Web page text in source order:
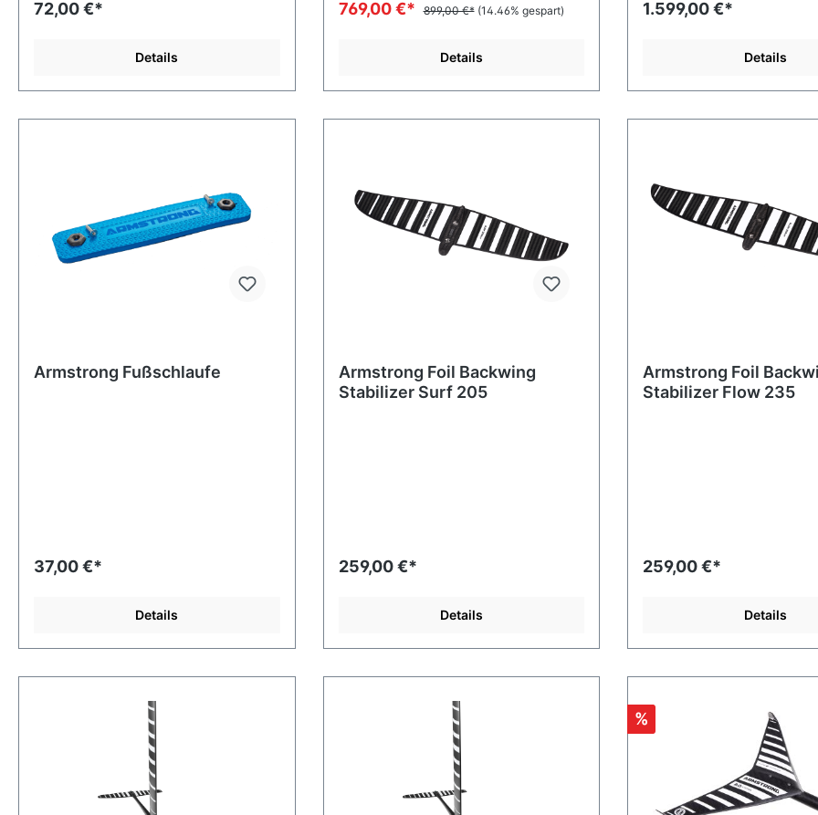
72,00 €*
Details
769,00 €* 899,00 €* (14.46% gespart)
Details
1.599,00 €*
Details
Armstrong Fußschlaufe
37,00 €*
Details
Armstrong Foil Backwing
Stabilizer Surf 205
259,00 €*
Details
Armstrong Foil
Stabilizer Flow 235
259,00 €*
Details
%